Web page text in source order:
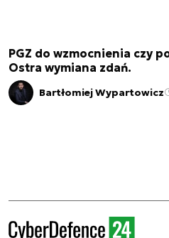
PGZ do wzmocnienia czy
Ostra wymiana zdań.
Bartłomiej Wypartowicz